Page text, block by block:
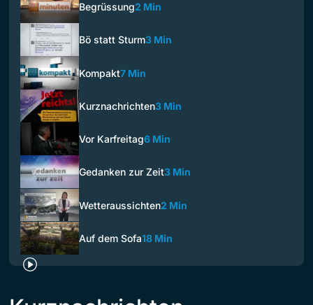
Begrüssung2 Min
Bö statt Sturm3 Min
Kompakt7 Min
Kurznachrichten3 Min
Vor Karfreitag6 Min
Gedanken zur Zeit3 Min
Wetteraussichten2 Min
Auf dem Sofa18 Min